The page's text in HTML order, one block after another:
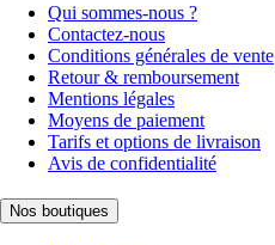
Qui sommes-nous ?
Contactez-nous
Conditions générales de vente
Retour & remboursement
Mentions légales
Moyens de paiement
Tarifs et options de livraison
Avis de confidentialité
Nos boutiques